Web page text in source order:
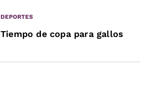
DEPORTES
Tiempo de copa para gallos